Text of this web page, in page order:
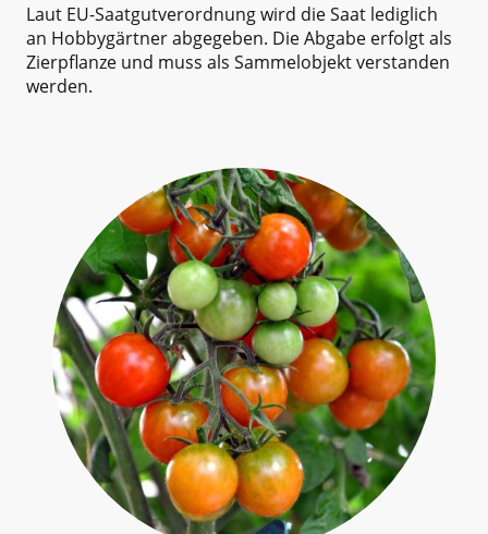
Laut EU-Saatgutverordnung wird die Saat lediglich
an Hobbygärtner abgegeben. Die Abgabe erfolgt als
Zierpflanze und muss als Sammelobjekt verstanden
werden.